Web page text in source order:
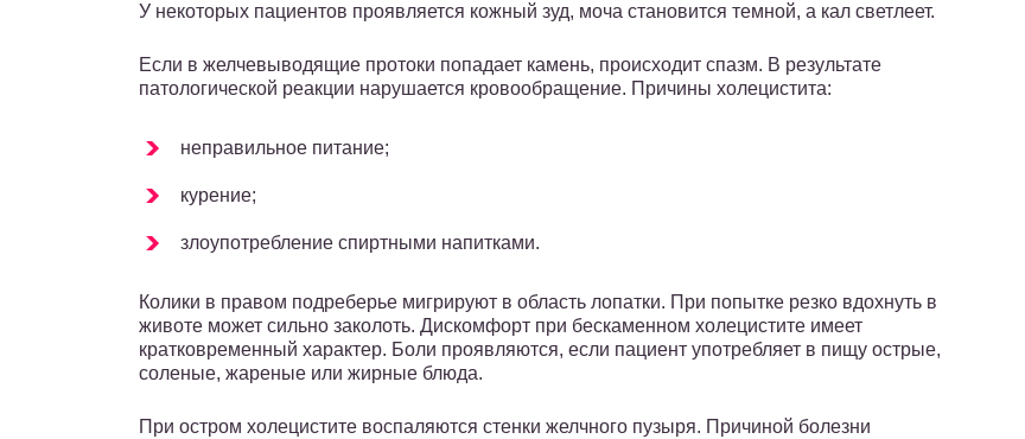
У некоторых пациентов проявляется кожный зуд, моча становится темной, а кал светлеет.
Если в желчевыводящие протоки попадает камень, происходит спазм. В результате
патологической реакции нарушается кровообращение. Причины холецистита:
неправильное питание;
курение;
злоупотребление спиртными напитками.
Колики в правом подреберье мигрируют в область лопатки. При попытке резко вдохнуть в
животе может сильно заколоть. Дискомфорт при бескаменном холецистите имеет
кратковременный характер. Боли проявляются, если пациент употребляет в пищу острые,
соленые, жареные или жирные блюда.
При остром холецистите воспаляются стенки желчного пузыря. Причиной болезни